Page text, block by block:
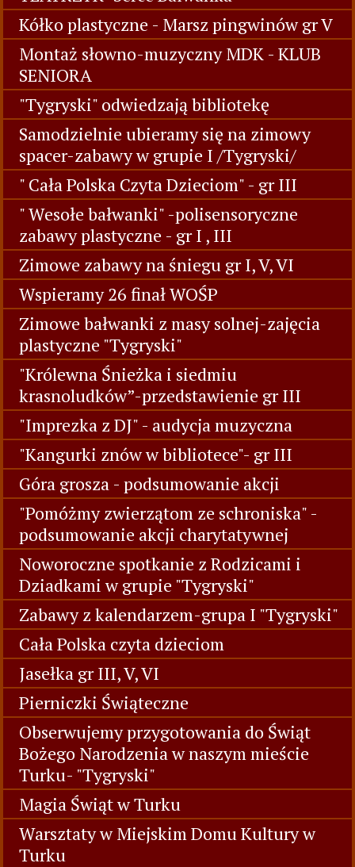
Kółko plastyczne - Marsz pingwinów gr V
Montaż słowno-muzyczny MDK - KLUB
SENIORA
"Tygryski" odwiedzają bibliotekę
Samodzielnie ubieramy się na zimowy
spacer-zabawy w grupie I /Tygryski/
" Cała Polska Czyta Dzieciom" - gr III
" Wesołe bałwanki" -polisensoryczne
zabawy plastyczne - gr I , III
Zimowe zabawy na śniegu gr I, V, VI
Wspieramy 26 finał WOŚP
Zimowe bałwanki z masy solnej-zajęcia
plastyczne "Tygryski"
"Królewna Śnieżka i siedmiu
krasnoludków”-przedstawienie gr III
"Imprezka z DJ" - audycja muzyczna
"Kangurki znów w bibliotece"- gr III
Góra grosza - podsumowanie akcji
"Pomóżmy zwierzątom ze schroniska" -
podsumowanie akcji charytatywnej
Noworoczne spotkanie z Rodzicami i
Dziadkami w grupie "Tygryski"
Zabawy z kalendarzem-grupa I "Tygryski"
Cała Polska czyta dzieciom
Jasełka gr III, V, VI
Pierniczki Świąteczne
Obserwujemy przygotowania do Świąt
Bożego Narodzenia w naszym mieście
Turku- "Tygryski"
Magia Świąt w Turku
Warsztaty w Miejskim Domu Kultury w
Turku